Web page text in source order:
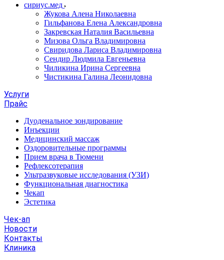
сириус.мед
Жукова Алена Николаевна
Гильфанова Елена Александровна
Закревская Наталия Васильевна
Мизова Ольга Владимировна
Свиридова Лариса Владимировна
Сендир Людмила Евгеньевна
Чиликина Ирина Сергеевна
Чистикина Галина Леонидовна
Услуги
Прайс
Дуоденальное зондирование
Инъекции
Медицинский массаж
Оздоровительные программы
Прием врача в Тюмени
Рефлексотерапия
Ультразвуковые исследования (УЗИ)
Функциональная диагностика
Чекап
Эстетика
Чек-ап
Новости
Контакты
Клиника